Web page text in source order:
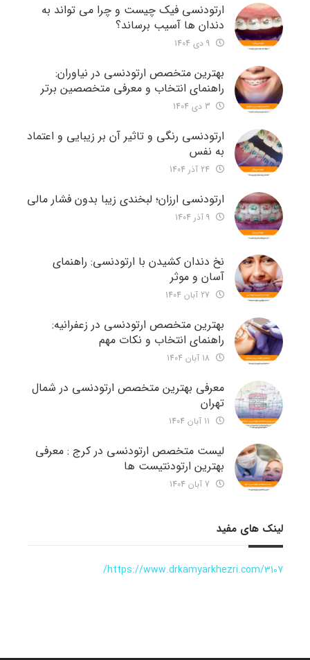
ارتودنسی فیک چیست و چرا می تواند به
دندان ها آسیب برساند؟
بهترین متخصص ارتودنسی در نیاوران:
راهنمای انتخاب و معرفی متخصصین برتر
ارتودنسی رنگی و تاثیر آن بر زیبایی و اعتماد
به نفس
ارتودنسی ارزان؛ لبخندی زیبا بدون فشار مالی
نخ دندان کشیدن با ارتودنسی: راهنمای
آسان و موثر
بهترین متخصص ارتودنسی در زعفرانیه:
راهنمای انتخاب و نکات مهم
معرفی بهترین متخصص ارتودنسی در شمال
تهران
لیست متخصص ارتودنسی در کرج : معرفی
بهترین ارتودنتیست ها
لینک های مفید
https://www.drkamyarkhezri.com/3107/